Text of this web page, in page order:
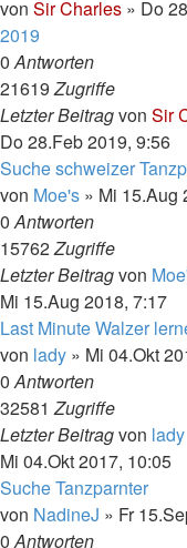
von Sir Charles » Do
2019
0Antworten
21619Zugriffe
Letzter Beitragvon Sir
Do 28.Feb 2019, 9:56
Suche schweizer
von Moe's » Mi 15.Aug
0Antworten
15762Zugriffe
Letzter Beitragvon
Mi 15.Aug 2018, 7:17
Last Minute Walzer
von lady » Mi 04.Okt
0Antworten
32581Zugriffe
Letzter Beitragvon lady
Mi 04.Okt 2017, 10:05
Suche Tanzparnter
von NadineJ » Fr
0Antworten